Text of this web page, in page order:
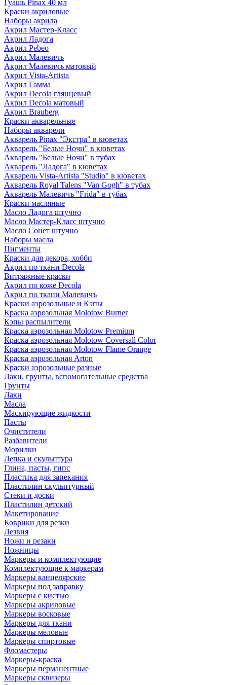
Гуашь Pinax 40 мл
Краски акриловые
Наборы акрила
Акрил Мастер-Класс
Акрил Ладога
Акрил Pebeo
Акрил Малевичъ
Акрил Малевичъ матовый
Акрил Vista-Artista
Акрил Гамма
Акрил Decola глянцевый
Акрил Decola матовый
Акрил Brauberg
Краски акварельные
Наборы акварели
Акварель Pinax "Экстра" в кюветах
Акварель "Белые Ночи" в кюветах
Акварель "Белые Ночи" в тубах
Акварель "Ладога" в кюветах
Акварель Vista-Artista "Studio" в кюветах
Акварель Royal Talens "Van Gogh" в тубах
Акварель Малевичъ "Frida" в тубах
Краски масляные
Масло Ладога штучно
Масло Мастер-Класс штучно
Масло Сонет штучно
Наборы масла
Пигменты
Краски для декора, хобби
Акрил по ткани Decola
Витражные краски
Акрил по коже Decola
Акрил по ткани Малевичъ
Краски аэрозольные и Кэпы
Краска аэрозольная Molotow Burner
Кэпы распылители
Краска аэрозольная Molotow Premium
Краска аэрозольная Molotow Coversall Color
Краска аэрозольная Molotow Flame Orange
Краска аэрозольная Arton
Краски аэрозольные разные
Лаки, грунты, вспомогательные средства
Грунты
Лаки
Масла
Маскирующие жидкости
Пасты
Очистители
Разбавители
Морилки
Лепка и скульптура
Глина, пасты, гипс
Пластика для запекания
Пластилин скульптурный
Стеки и доски
Пластилин детский
Макетирование
Коврики для резки
Лезвия
Ножи и резаки
Ножницы
Маркеры и комплектующие
Комплектующие к маркерам
Маркеры канцелярские
Маркеры под заправку
Маркеры с кистью
Маркеры акриловые
Маркеры восковые
Маркеры для ткани
Маркеры меловые
Маркеры спиртовые
Фломастеры
Маркеры-краска
Маркеры перманентные
Маркеры сквизеры